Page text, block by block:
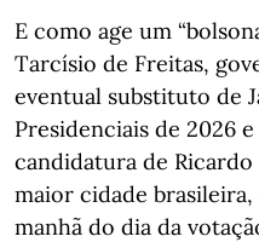
E como age um
Tarcísio de Freitas,
eventual substituto de
Presidenciais de 2026
candidatura de
maior cidade
manhã do dia da